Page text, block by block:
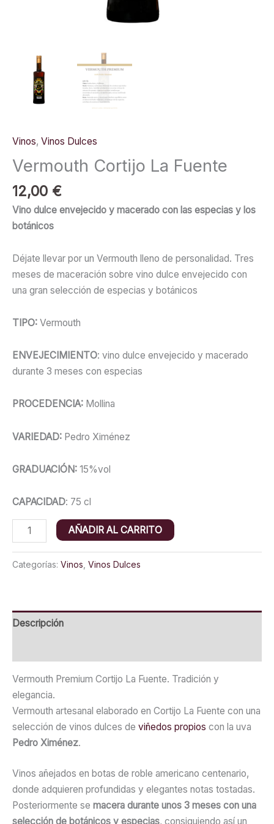
Vinos, Vinos Dulces
Vermouth Cortijo La Fuente
12,00 €
Vino dulce envejecido y macerado con las especias y los
botánicos
Déjate llevar por un Vermouth lleno de personalidad. Tres
meses de maceración sobre vino dulce envejecido con
una gran selección de especias y botánicos
TIPO: Vermouth
ENVEJECIMIENTO: vino dulce envejecido y macerado
durante 3 meses con especias
PROCEDENCIA: Mollina
VARIEDAD: Pedro Ximénez
GRADUACIÓN: 15%vol
CAPACIDAD: 75 cl
Vermouth
Cortijo
La
AÑADIR AL CARRITO
Categorías: Vinos Vinos Dulces
Descripción
Vermouth Premium Cortijo La Fuente. Tradición y
elegancia.
Vermouth artesanal elaborado en Cortijo La Fuente con una
selección de vinos dulces de viñedos propios con la uva
Pedro Ximénez.
Vinos añejados en botas de roble americano centenario,
donde adquieren profundidas y elegantes notas tostadas.
Posteriormente se macera durante unos 3 meses con una
selección de botánicos y especias, consiguiendo así un